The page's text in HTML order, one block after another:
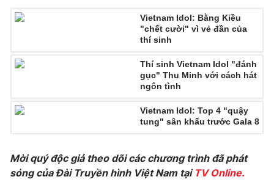
Thị trường
Emagazine Podcast
Photo Infographic
VTV Money VTV Thể thao
Vietnam Idol: Bằng Kiều
"chết cười" vì vẻ đần của
thí sinh
Thí sinh Vietnam Idol "đánh
gục" Thu Minh với cách hát
ngôn tình
Vietnam Idol: Top 4 "quậy
tung" sân khấu trước Gala 8
Mời quý độc giả theo dõi các chương trình đã phát
sóng của Đài Truyền hình Việt Nam tạiTV Online.